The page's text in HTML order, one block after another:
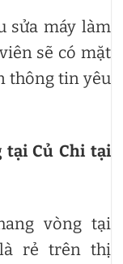
sửa máy làm
sẽ có mặt
thông tin yêu
tại Củ Chi tại
vòng tại
rẻ trên thị